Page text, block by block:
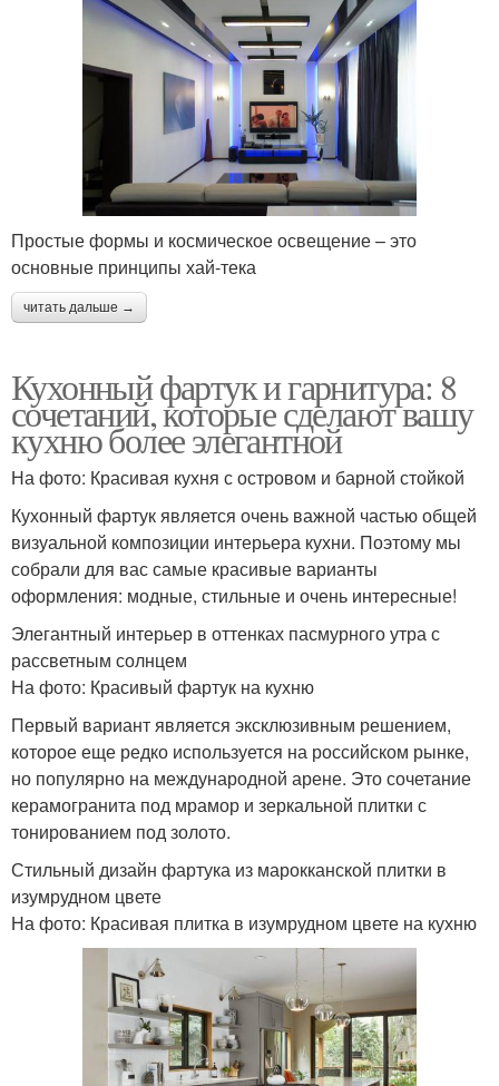
Простые формы и космическое освещение – это
основные принципы хай-тека
читать дальше →
Кухонный фартук и гарнитура: 8
сочетаний, которые сделают вашу
кухню более элегантной
На фото: Красивая кухня с островом и барной стойкой
Кухонный фартук является очень важной частью общей
визуальной композиции интерьера кухни. Поэтому мы
собрали для вас самые красивые варианты
оформления: модные, стильные и очень интересные!
Элегантный интерьер в оттенках пасмурного утра с
рассветным солнцем
На фото: Красивый фартук на кухню
Первый вариант является эксклюзивным решением,
которое еще редко используется на российском рынке,
но популярно на международной арене. Это сочетание
керамогранита под мрамор и зеркальной плитки с
тонированием под золото.
Стильный дизайн фартука из марокканской плитки в
изумрудном цвете
На фото: Красивая плитка в изумрудном цвете на кухню